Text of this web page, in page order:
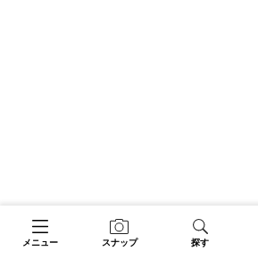
メニュー スナップ 探す